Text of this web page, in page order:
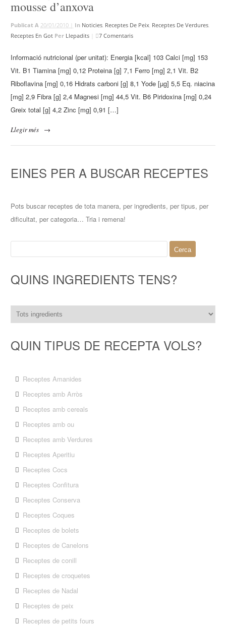
mousse d’anxova
Publicat A 20/01/2010 | In Noticies, Receptes De Peix, Receptes De Verdures,
Receptes En Got Per Llepadits 7 Comentaris
Informació nutricional (per unitat): Energia [kcal] 103 Calci [mg] 153
Vit. B1 Tiamina [mg] 0,12 Proteina [g] 7,1 Ferro [mg] 2,1 Vit. B2
Riboflavina [mg] 0,16 Hidrats carboni [g] 8,1 Yode [µg] 5,5 Eq. niacina
[mg] 2,9 Fibra [g] 2,4 Magnesi [mg] 44,5 Vit. B6 Piridoxina [mg] 0,24
Greix total [g] 4,2 Zinc [mg] 0,91 […]
Llegir més →
EINES PER A BUSCAR RECEPTES
Pots buscar receptes de tota manera, per ingredients, per tipus, per
dificultat, per categoria… Tria i remena!
QUINS INGREDIENTS TENS?
QUIN TIPUS DE RECEPTA VOLS?
Receptes Amanides
Receptes amb Arròs
Receptes amb cereals
Receptes amb ou
Receptes amb Verdures
Receptes Aperitiu
Receptes Cocs
Receptes Confitura
Receptes Conserva
Receptes Coques
Receptes de bolets
Receptes de Canelons
Receptes de conill
Receptes de croquetes
Receptes de Nadal
Receptes de peix
Receptes de petits fours